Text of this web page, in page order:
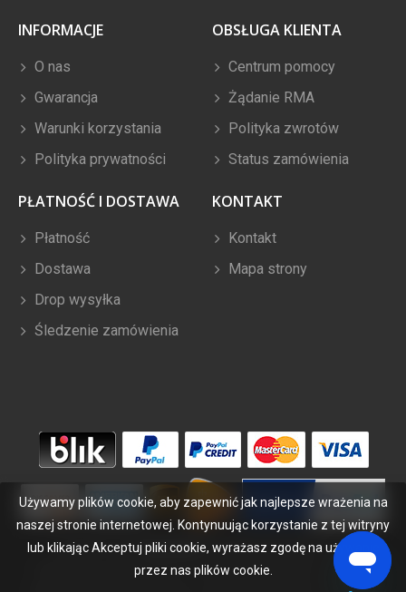
INFORMACJE
O nas
Gwarancja
Warunki korzystania
Polityka prywatności
OBSŁUGA KLIENTA
Centrum pomocy
Żądanie RMA
Polityka zwrotów
Status zamówienia
PŁATNOŚĆ I DOSTAWA
Płatność
Dostawa
Drop wysyłka
Śledzenie zamówienia
KONTAKT
Kontakt
Mapa strony
Copyright ©2026 bateriabuy.pl. Wszelkie prawa zastrzeżone.
Wyznaczone znaki handlowe i marki są własnością ich właścicieli.
Używamy plików cookie, aby zapewnić jak najlepsze wrażenia na
naszej stronie internetowej. Kontynuując korzystanie z tej witryny
lub klikając Akceptuj pliki cookie, wyrażasz zgodę na używanie
przez nas plików cookie.